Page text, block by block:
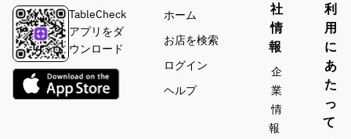
TableCheck
アプリをダ
ウンロード
ホーム
お店を検索
ログイン
ヘルプ
社
情
報
企
業
情
報
利
用
に
あ
た
っ
て